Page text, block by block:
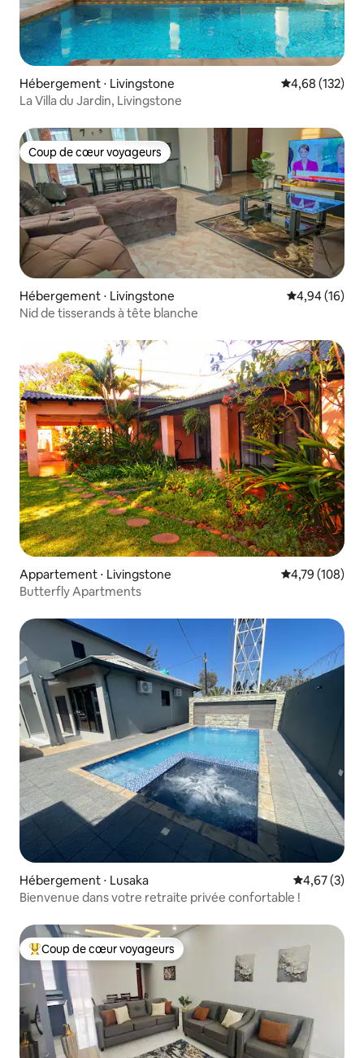
Hébergement ⋅ Livingstone Évaluation
4,68 (132)
La Villa du Jardin, Livingstone
Coup de cœur voyageurs
Coup de cœur voyageurs
Hébergement ⋅ Livingstone Évaluation
4,94 (16)
Nid de tisserands à tête blanche
Appartement ⋅ Livingstone Évaluation
4,79 (108)
Butterfly Apartments
Hébergement ⋅ Lusaka Évaluation
4,67 (3)
Bienvenue dans votre retraite privée confortable !
Coups de cœur voyageurs les plus appréciés
Coup de cœur voyageurs